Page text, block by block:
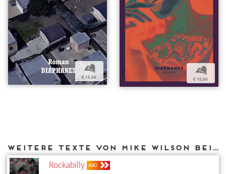
b
€ 15,00
b
€ 15,00
Weitere Texte von Mike Wilson bei DIAPHANES
Rockabilly ABO